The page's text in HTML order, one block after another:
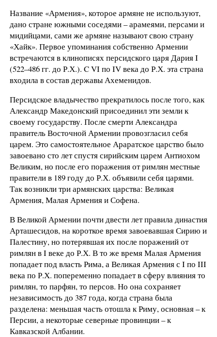
Название «Армения», которое армяне не используют,
дано стране южными соседями – арамеями, персами и
мидийцами, сами же армяне называют свою страну
«Хайк». Первое упоминания собственно Армении
встречаются в клинописях персидского царя Дария I
(522–486 гг. до Р.Х.). C VI по IV века до Р.Х. эта страна
входила в состав державы Ахеменидов.
Персидское владычество прекратилось после того, как
Александр Македонский присоединил эти земли к
своему государству. После смерти Александра
правитель Восточной Армении провозгласил себя
царем. Это самостоятельное Араратское царство было
завоевано сто лет спустя сирийским царем Антиохом
Великим, но после его поражения от римлян местные
правители в 189 году до Р.Х. объявили себя царями.
Так возникли три армянских царства: Великая
Армения, Малая Армения и Софена.
В Великой Армении почти двести лет правила династия
Арташесидов, на короткое время завоевавшая Сирию и
Палестину, но потерявшая их после поражений от
римлян в I веке до Р.Х. В то же время Малая Армения
попадает под власть Рима, а Великая Армения с I по III
века по Р.Х. попеременно попадает в сферу влияния то
римлян, то парфян, то персов. Но она сохраняет
независимость до 387 года, когда страна была
разделена: меньшая часть отошла к Риму, основная – к
Персии, а некоторые северные провинции – к
Кавказской Албании.